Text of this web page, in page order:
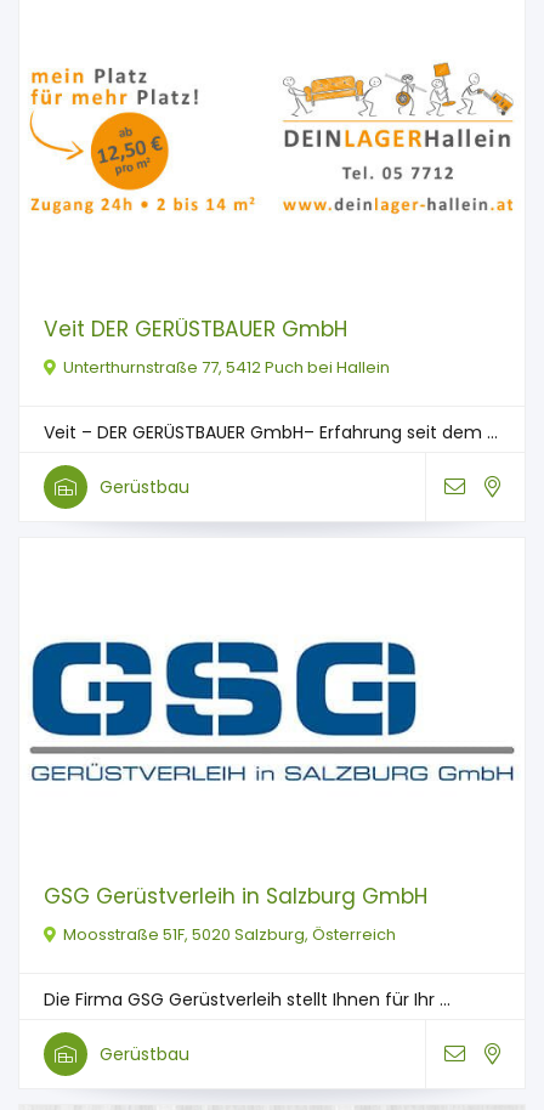
Veit DER GERÜSTBAUER GmbH
Unterthurnstraße 77, 5412 Puch bei Hallein
Veit – DER GERÜSTBAUER GmbH– Erfahrung seit dem ...
Gerüstbau
GSG Gerüstverleih in Salzburg GmbH
Moosstraße 51F, 5020 Salzburg, Österreich
Die Firma GSG Gerüstverleih stellt Ihnen für Ihr ...
Gerüstbau